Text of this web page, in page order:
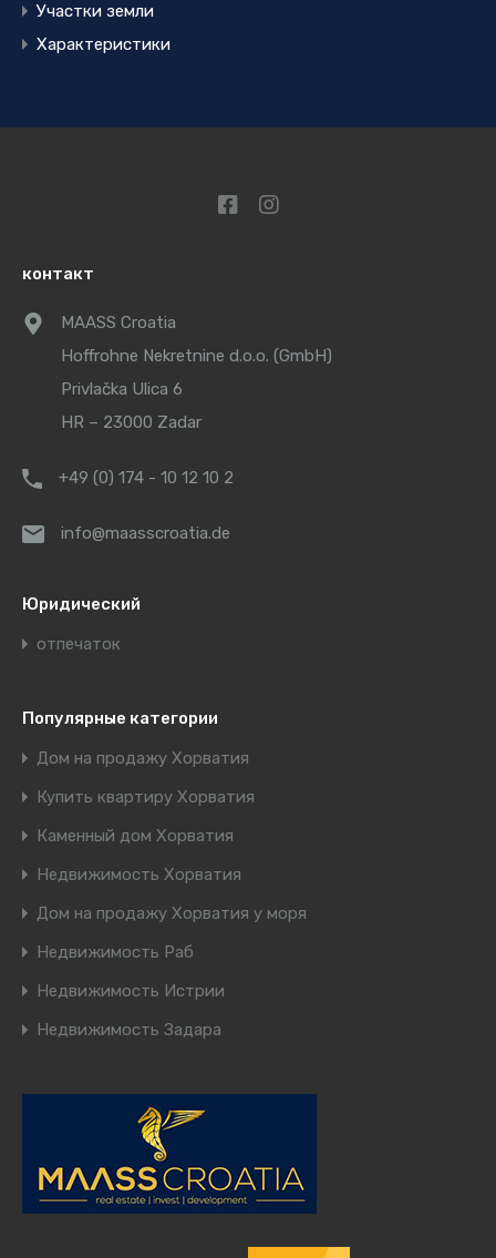
Участки земли
Характеристики
контакт
MAASS Croatia
Hoffrohne Nekretnine d.o.o. (GmbH)
Privlačka Ulica 6
HR – 23000 Zadar
+49 (0) 174 - 10 12 10 2
info@maasscroatia.de
Юридический
отпечаток
Популярные категории
Дом на продажу Хорватия
Купить квартиру Хорватия
Каменный дом Хорватия
Недвижимость Хорватия
Дом на продажу Хорватия у моря
Недвижимость Раб
Недвижимость Истрии
Недвижимость Задара